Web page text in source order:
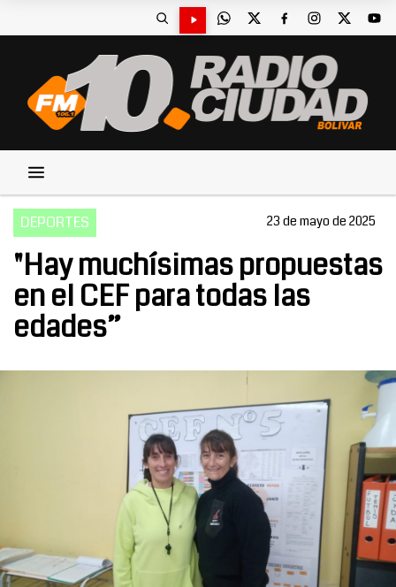
DEPORTES 23 de mayo de 2025
"Hay muchísimas propuestas
en el CEF para todas las
edades”